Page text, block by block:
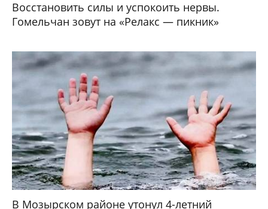
Восстановить силы и успокоить нервы.
Гомельчан зовут на «Релакс — пикник»
В Мозырском районе утонул 4-летний